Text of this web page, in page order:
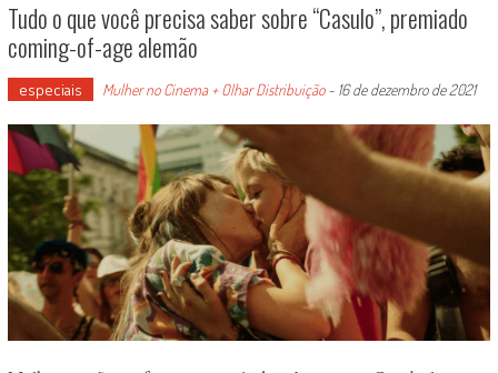
Tudo o que você precisa saber sobre “Casulo”, premiado
coming-of-age alemão
especiais Mulher no Cinema + Olhar Distribuição- 16 de dezembro de 2021